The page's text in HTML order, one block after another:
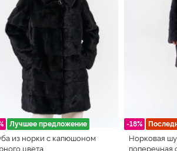
Лучшее предложение
из норки с капюшоном
цвета
-18%
Норковая
поперечная